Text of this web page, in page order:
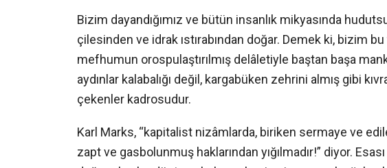
Bizim dayandığımız ve bütün insanlık mikyasında
çilesinden ve idrak ıstırabından doğar. Demek ki, bizim bu
mefhumun orospulaştırılmış delâletiyle baştan başa
aydınlar kalabalığı değil, kargabüken zehrini almış gibi
çekenler kadrosudur.
Karl Marks, “kapitalist nizâmlarda, biriken sermaye ve
zapt ve gasbolunmuş haklarından yığılmadır!” diyor.